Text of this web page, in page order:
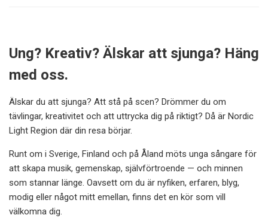
Ung? Kreativ? Älskar att sjunga? Häng
med oss.
Älskar du att sjunga? Att stå på scen? Drömmer du om
tävlingar, kreativitet och att uttrycka dig på riktigt? Då är Nordic
Light Region där din resa börjar.
Runt om i Sverige, Finland och på Åland möts unga sångare för
att skapa musik, gemenskap, självförtroende — och minnen
som stannar länge. Oavsett om du är nyfiken, erfaren, blyg,
modig eller något mitt emellan, finns det en kör som vill
välkomna dig.